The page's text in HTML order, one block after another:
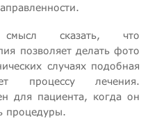
сказать, что
позволяет делать фото
случаях подобная
процессу лечения.
для пациента, когда он
процедуры.